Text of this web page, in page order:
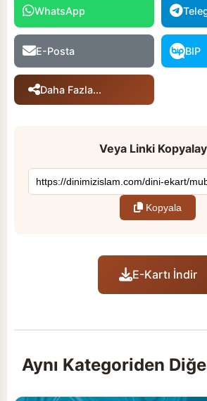
WhatsApp
E-Posta BIP
Daha Fazla...
Veya Linki
Kopyala
E-Kartı İndir
Aynı Kategoriden